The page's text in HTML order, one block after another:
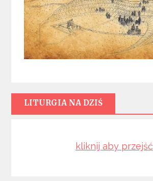
LITURGIA NA DZIŚ
kliknij aby przejść